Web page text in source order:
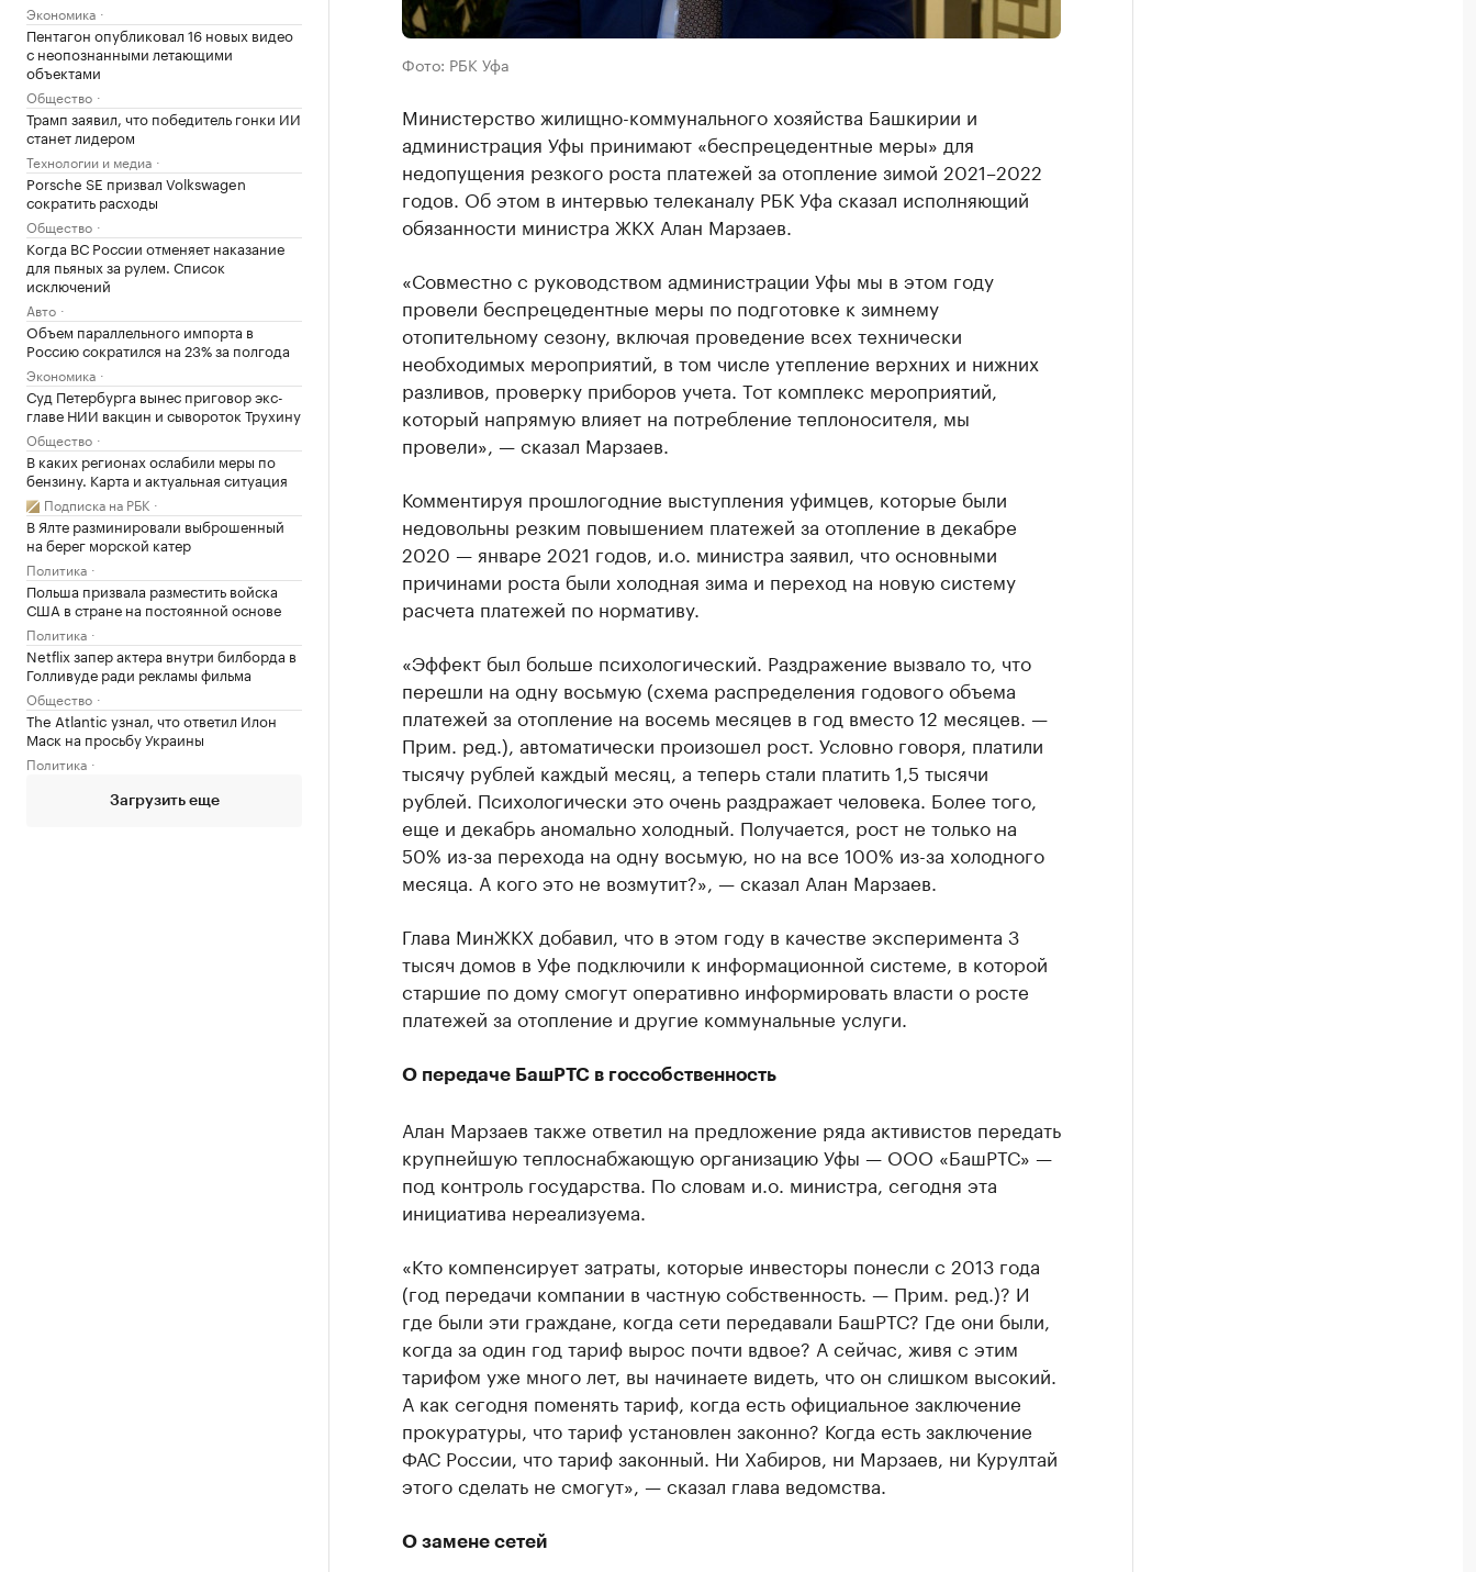
Экономика
Пентагон опубликовал 16 новых видео
с неопознанными летающими
объектами
Общество
Трамп заявил, что победитель гонки ИИ
станет лидером
Технологии и медиа
Porsche SE призвал Volkswagen
сократить расходы
Общество
Когда ВС России отменяет наказание
для пьяных за рулем. Список
исключений
Авто
Объем параллельного импорта в
Россию сократился на 23% за полгода
Экономика
Суд Петербурга вынес приговор экс-
главе НИИ вакцин и сывороток Трухину
Общество
В каких регионах ослабили меры по
бензину. Карта и актуальная ситуация
Подписка на РБК
В Ялте разминировали выброшенный
на берег морской катер
Политика
Польша призвала разместить войска
США в стране на постоянной основе
Политика
Netflix запер актера внутри билборда в
Голливуде ради рекламы фильма
Общество
The Atlantic узнал, что ответил Илон
Маск на просьбу Украины
Политика
Загрузить еще
Фото: РБК Уфа
Министерство жилищно-коммунального хозяйства Башкирии и
администрация Уфы принимают «беспрецедентные меры» для
недопущения резкого роста платежей за отопление зимой 2021–2022
годов. Об этом в интервью телеканалу РБК Уфа сказал исполняющий
обязанности министра ЖКХ Алан Марзаев.
«Совместно с руководством администрации Уфы мы в этом году
провели беспрецедентные меры по подготовке к зимнему
отопительному сезону, включая проведение всех технически
необходимых мероприятий, в том числе утепление верхних и нижних
разливов, проверку приборов учета. Тот комплекс мероприятий,
который напрямую влияет на потребление теплоносителя, мы
провели», — сказал Марзаев.
Комментируя прошлогодние выступления уфимцев, которые были
недовольны резким повышением платежей за отопление в декабре
2020 — январе 2021 годов, и.о. министра заявил, что основными
причинами роста были холодная зима и переход на новую систему
расчета платежей по нормативу.
«Эффект был больше психологический. Раздражение вызвало то, что
перешли на одну восьмую (схема распределения годового объема
платежей за отопление на восемь месяцев в год вместо 12 месяцев. —
Прим. ред.), автоматически произошел рост. Условно говоря, платили
тысячу рублей каждый месяц, а теперь стали платить 1,5 тысячи
рублей. Психологически это очень раздражает человека. Более того,
еще и декабрь аномально холодный. Получается, рост не только на
50% из-за перехода на одну восьмую, но на все 100% из-за холодного
месяца. А кого это не возмутит?», — сказал Алан Марзаев.
Глава МинЖКХ добавил, что в этом году в качестве эксперимента 3
тысяч домов в Уфе подключили к информационной системе, в которой
старшие по дому смогут оперативно информировать власти о росте
платежей за отопление и другие коммунальные услуги.
О передаче БашРТС в госсобственность
Алан Марзаев также ответил на предложение ряда активистов передать
крупнейшую теплоснабжающую организацию Уфы — ООО «БашРТС» —
под контроль государства. По словам и.о. министра, сегодня эта
инициатива нереализуема.
«Кто компенсирует затраты, которые инвесторы понесли с 2013 года
(год передачи компании в частную собственность. — Прим. ред.)? И
где были эти граждане, когда сети передавали БашРТС? Где они были,
когда за один год тариф вырос почти вдвое? А сейчас, живя с этим
тарифом уже много лет, вы начинаете видеть, что он слишком высокий.
А как сегодня поменять тариф, когда есть официальное заключение
прокуратуры, что тариф установлен законно? Когда есть заключение
ФАС России, что тариф законный. Ни Хабиров, ни Марзаев, ни Курултай
этого сделать не смогут», — сказал глава ведомства.
О замене сетей